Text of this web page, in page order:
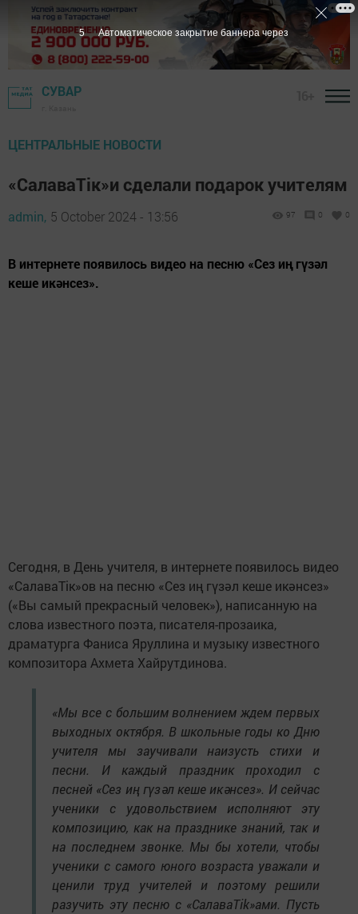
СУВАР
ЦЕНТРАЛЬНЫЕ НОВОСТИ
«СалаваТік»и сделали подарок учителям
admin, 5 October 2024 - 13:56 97 0 0
В интернете появилось видео на песню «Сез иң гүзәл
кеше икәнсез».
Сегодня, в День учителя, в интернете появилось видео
«СалаваТік»ов на песню «Сез иң гүзәл кеше икәнсез»
(«Вы самый прекрасный человек»), написанную на
слова известного поэта, писателя-прозаика,
драматурга Фаниса Яруллина и музыку известного
композитора Ахмета Хайрутдинова.
«Мы все с большим волнением ждем первых
выходных октября. В школьные годы ко Дню
учителя мы заучивали наизусть стихи и
песни. И каждый праздник проходил с
песней «Сез иң гүзәл кеше икәнсез». И сейчас
ученики с удовольствием исполняют эту
композицию, как на празднике знаний, так и
на последнем звонке. Мы бы хотели, чтобы
ученики с самого юного возраста уважали и
ценили труд учителей и поэтому решили
разучить эту песню с «СалаваTik»ами. Пусть
4 Автоматическое закрытие баннера через